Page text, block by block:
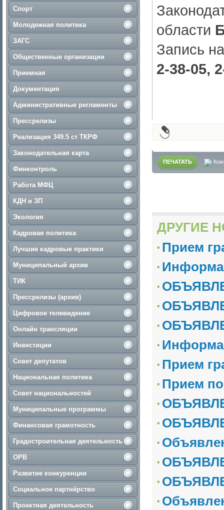
Спорт
Молодежная политика
ЗАГС
Общественные организации
Приемная
Документация
Административные регламенты
Прессрелизы
Реализация 349.5 ст ТКРФ
Законодательная карта
Финконтроль
Работа МФЦ
КДН и ЗП
Экология
Кадровая политика
Лучшие кадровые практики
Муниципальный архив
ТИК
Прессрелизы (архив)
Цифровое телевидение
Онлайн трансляции
Инвестиции
Совет депутатов
Национальная политика
Совет национальностей
Муниципальные программы
Финансовая грамотность
Градостроительная деятельность
ОРВ
Развитие конкуренции
Социальное партнёрство
Проектная деятельность
области
Запись
2-38-05,
ПЕЧАТАТЬ
ДРУГИЕ
Прием
Прием
Прием